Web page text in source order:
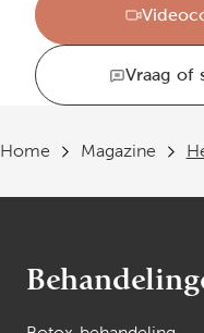
Vraag of
Home Magazine